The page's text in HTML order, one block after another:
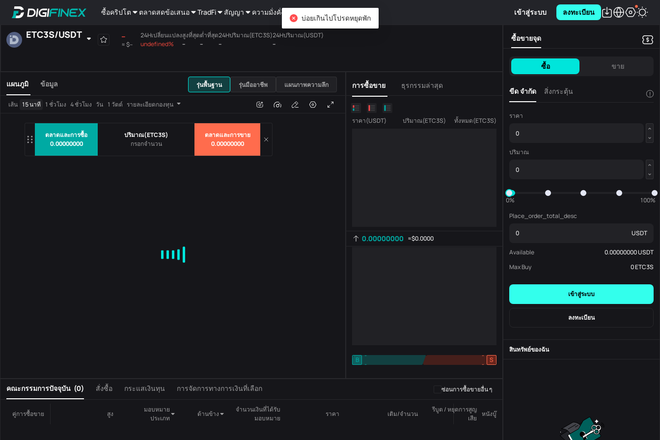
ซื้อคริปโต ตลาดสดข้อเสนอ TradFi สัญญา ความมั่งคั่ง สอบถาม เข้าสู่ระบบ ลงทะเบียน
ตลาดและการซื้อ
0.00000000
ปริมาณ(ETC3S)
ตลาดและการขาย
0.00000000
ETC3S/USDT --
≈$--
24Hเปลี่ยนแปลง
undefined%
สูงที่สุด
--
ต่ำที่สุด
--
24Hปริมาณ(ETC3S)
--
24Hปริมาณ(USDT)
--
เสียงร้องสูงสุดเมนบอร์ด USDT
คู่การซื้อขาย ปริมาณธุรกรรม
แผนภูมิ ข้อมูล รุ่นพื้นฐาน รุ่นมืออาชีพ แผนภาพความลึก
เส้น 15 นาที 1 ชั่วโมง 4 ชั่วโมง วัน 1 วัตต์ รายละเอียดกองทุน
การซื้อขาย ธุรกรรมล่าสุด
ราคา(USDT) ปริมาณ(ETC3S) ทั้งหมด(ETC3S)
0.00000000 ≈$0.0000
B
-
-
S
-
-
คณะกรรมการปัจจุบัน (0) สั่งซื้อ กระแสเงินทุน การจัดการทางการเงินที่เลือก ซ่อนการซื้อขายอื่น ๆ
คู่การซื้อขาย สูง
มอบหมาย
ประเภท
ด้านข้าง
จำนวนเงินที่ได้รับ
มอบหมาย
ราคา เติม/จำนวน
รีบูต / หยุดการสูญ
เสีย
หนังบู๊
ซื้อขายจุด
ซื้อ ขาย
ขีด จำกัด สิ่งกระตุ้น !
ราคา
ปริมาณ
0%
100%
Place_order_total_desc
USDT
Available 0.00000000USDT
Max Buy
0ETC3S
เข้าสู่ระบบ
ลงทะเบียน
สินทรัพย์ของฉัน
บ่อยเกินไปโปรดหยุดพัก